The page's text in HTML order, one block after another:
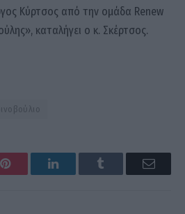
Κύρτσος από την ομάδα Renew
καταλήγει ο κ. Σκέρτσος.
Pinterest LinkedInTumblr Email